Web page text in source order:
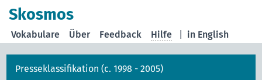
Skosmos
in English
Vokabulare Über Feedback Hilfe
Presseklassifikation (c. 1998 - 2005)